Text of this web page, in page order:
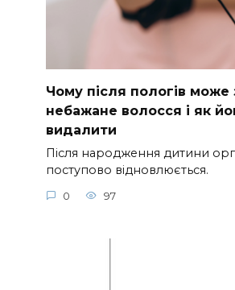
Чому після пологів може
небажане волосся і як
видалити
Після народження дитини
поступово відновлюється.
0 97